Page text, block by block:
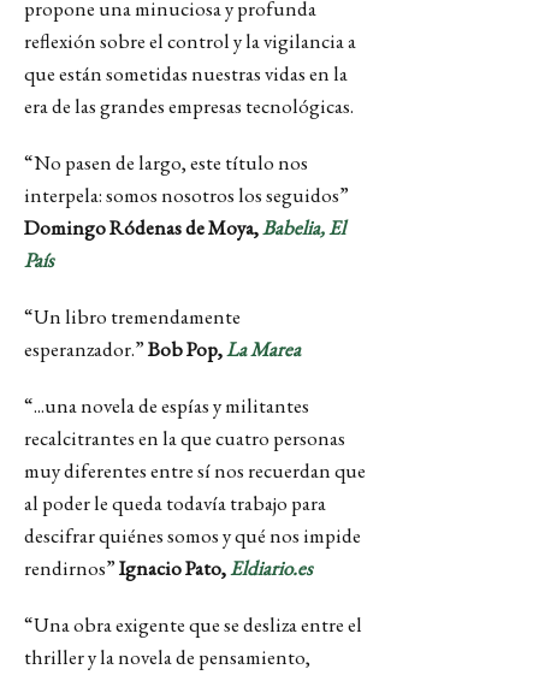
propone una minuciosa y profunda
reflexión sobre el control y la vigilancia a
que están sometidas nuestras vidas en la
era de las grandes empresas tecnológicas.
“No pasen de largo, este título nos
interpela: somos nosotros los seguidos”
Domingo Ródenas de Moya,Babelia, El
País
“Un libro tremendamente
esperanzador.”Bob Pop,La Marea
“...una novela de espías y militantes
recalcitrantes en la que cuatro personas
muy diferentes entre sí nos recuerdan que
al poder le queda todavía trabajo para
descifrar quiénes somos y qué nos impide
rendirnos”Ignacio Pato,Eldiario.es
“Una obra exigente que se desliza entre el
thriller y la novela de pensamiento,